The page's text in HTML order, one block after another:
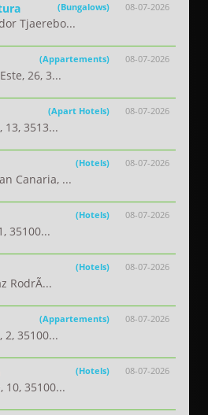
08-07-2026
(Bungalows)
Tjaerebo...
08-07-2026
(Appartements)
26, 3...
08-07-2026
(Apart Hotels)
13, 3513...
08-07-2026
(Hotels)
Canaria, ...
08-07-2026
(Hotels)
35100...
08-07-2026
(Hotels)
RodrÃ...
08-07-2026
(Appartements)
2, 35100...
08-07-2026
(Hotels)
10, 35100...